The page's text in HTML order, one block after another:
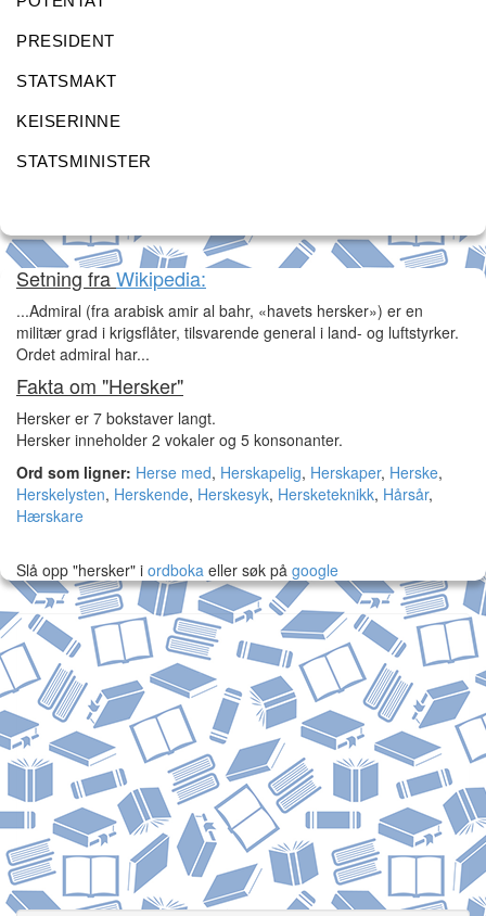
PRESIDENT
STATSMAKT
KEISERINNE
STATSMINISTER
Setning fraWikipedia:
...Admiral (fra arabisk amir al bahr, «havets hersker») er en
militær grad i krigsflåter, tilsvarende general i land- og luftstyrker.
Ordet admiral har...
Fakta om "Hersker"
Hersker er 7 bokstaver langt.
Hersker inneholder 2 vokaler og 5 konsonanter.
Ord som ligner: Herse med, Herskapelig, Herskaper, Herske,
Herskelysten, Herskende, Herskesyk, Hersketeknikk, Hårsår,
Hærskare
Slå opp "hersker" i ordboka eller søk på google